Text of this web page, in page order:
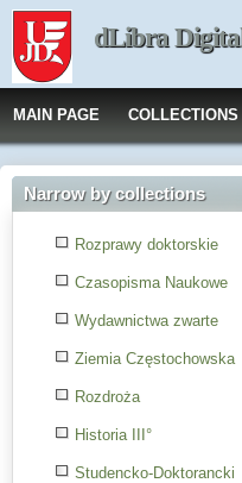
dLibra
MAIN PAGE COLLECTIONS
Narrow by collections
Rozprawy doktorskie
Czasopisma Naukowe
Wydawnictwa zwarte
Ziemia Częstochowska
Rozdroża
Historia III°
Studencko-Doktorancki